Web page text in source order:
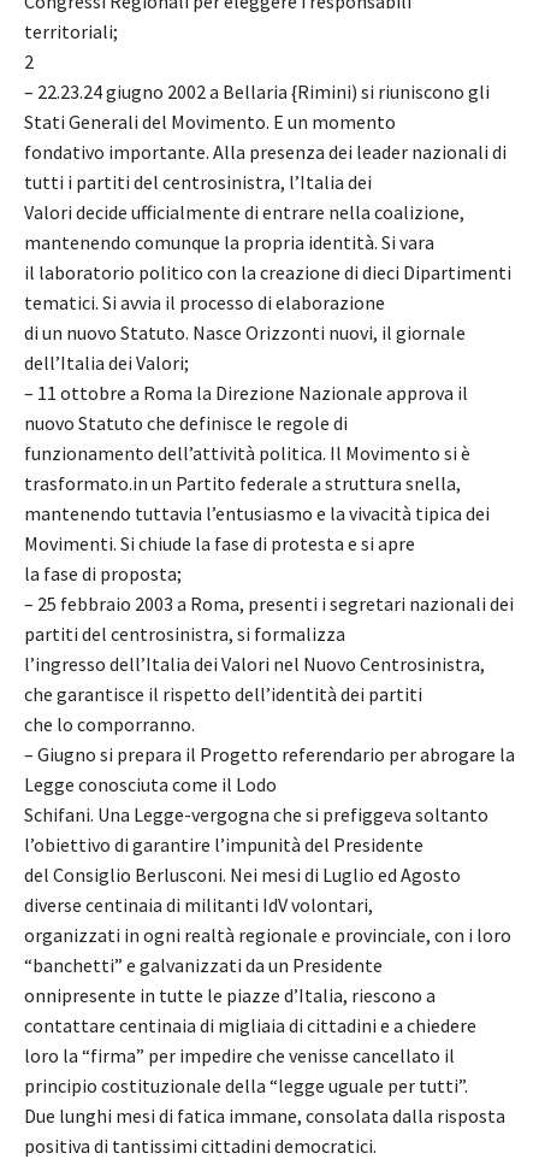
territoriali;
2
– 22.23.24 giugno 2002 a Bellaria {Rimini) si riuniscono gli
Stati Generali del Movimento. E un momento
fondativo importante. Alla presenza dei leader nazionali di
tutti i partiti del centrosinistra, l’Italia dei
Valori decide ufficialmente di entrare nella coalizione,
mantenendo comunque la propria identità. Si vara
il laboratorio politico con la creazione di dieci Dipartimenti
tematici. Si avvia il processo di elaborazione
di un nuovo Statuto. Nasce Orizzonti nuovi, il giornale
dell’Italia dei Valori;
– 11 ottobre a Roma la Direzione Nazionale approva il
nuovo Statuto che definisce le regole di
funzionamento dell’attività politica. Il Movimento si è
trasformato.in un Partito federale a struttura snella,
mantenendo tuttavia l’entusiasmo e la vivacità tipica dei
Movimenti. Si chiude la fase di protesta e si apre
la fase di proposta;
– 25 febbraio 2003 a Roma, presenti i segretari nazionali dei
partiti del centrosinistra, si formalizza
l’ingresso dell’Italia dei Valori nel Nuovo Centrosinistra,
che garantisce il rispetto dell’identità dei partiti
che lo comporranno.
– Giugno si prepara il Progetto referendario per abrogare la
Legge conosciuta come il Lodo
Schifani. Una Legge-vergogna che si prefiggeva soltanto
l’obiettivo di garantire l’impunità del Presidente
del Consiglio Berlusconi. Nei mesi di Luglio ed Agosto
diverse centinaia di militanti IdV volontari,
organizzati in ogni realtà regionale e provinciale, con i loro
“banchetti” e galvanizzati da un Presidente
onnipresente in tutte le piazze d’Italia, riescono a
contattare centinaia di migliaia di cittadini e a chiedere
loro la “firma” per impedire che venisse cancellato il
principio costituzionale della “legge uguale per tutti”.
Due lunghi mesi di fatica immane, consolata dalla risposta
positiva di tantissimi cittadini democratici.